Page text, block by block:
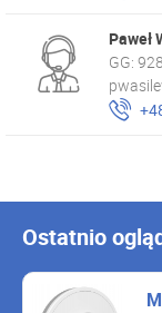
Paweł
GG:
Ostatnio